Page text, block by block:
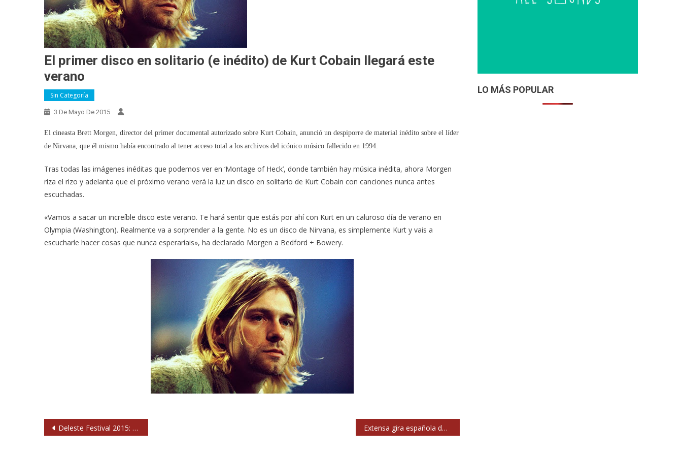
El primer disco en solitario (e inédito) de Kurt Cobain llegará este
verano
Sin Categoría
3 De Mayo De 2015
El cineasta Brett Morgen, director del primer documental autorizado sobre Kurt Cobain, anunció un despiporre de material inédito sobre el líder
de Nirvana, que él mismo había encontrado al tener acceso total a los archivos del icónico músico fallecido en 1994.
Tras todas las imágenes inéditas que podemos ver en ‘Montage of Heck’, donde también hay música inédita, ahora Morgen
riza el rizo y adelanta que el próximo verano verá la luz un disco en solitario de Kurt Cobain con canciones nunca antes
escuchadas.
«Vamos a sacar un increíble disco este verano. Te hará sentir que estás por ahí con Kurt en un caluroso día de verano en
Olympia (Washington). Realmente va a sorprender a la gente. No es un disco de Nirvana, es simplemente Kurt y vais a
escucharle hacer cosas que nunca esperaríais», ha declarado Morgen a Bedford + Bowery.
Navegación
Deleste Festival 2015: La Habitación Roja, McEnroe, Tulsa, Mourn, El Páramo… Extensa gira española de US Rails en julio
LO MÁS POPULAR